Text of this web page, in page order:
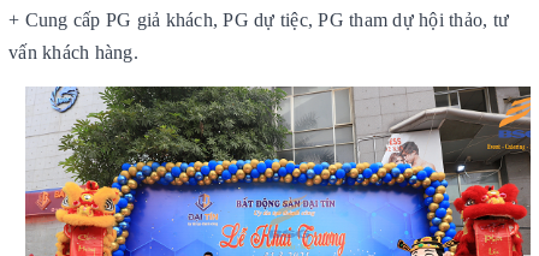
+ Cung cấp PG giả khách, PG dự tiệc, PG tham dự hội thảo, tư
vấn khách hàng.